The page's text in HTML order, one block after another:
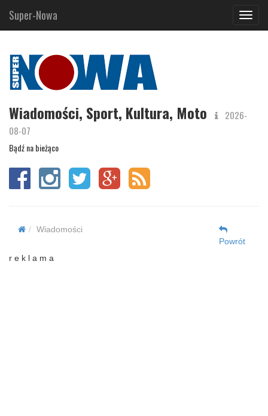
Super-Nowa
Wiadomości, Sport, Kultura, Moto
2026-
08-07
Bądź na bieżąco
Wiadomości
Powrót
r e k l a m a